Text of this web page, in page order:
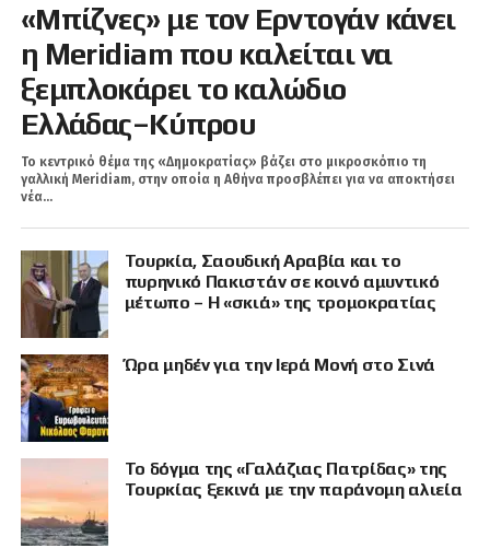
«Μπίζνες» με τον Ερντογάν κάνει
η Meridiam που καλείται να
ξεμπλοκάρει το καλώδιο
Ελλάδας–Κύπρου
Το κεντρικό θέμα της «Δημοκρατίας» βάζει στο μικροσκόπιο τη
γαλλική Meridiam, στην οποία η Αθήνα προσβλέπει για να αποκτήσει
νέα...
Τουρκία, Σαουδική Αραβία και το
πυρηνικό Πακιστάν σε κοινό αμυντικό
μέτωπο – Η «σκιά» της τρομοκρατίας
Ώρα μηδέν για την Ιερά Μονή στο Σινά
Το δόγμα της «Γαλάζιας Πατρίδας» της
Τουρκίας ξεκινά με την παράνομη αλιεία